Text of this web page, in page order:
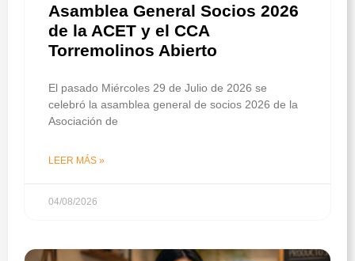
Asamblea General Socios 2026
de la ACET y el CCA
Torremolinos Abierto
El pasado Miércoles 29 de Julio de 2026 se
celebró la asamblea general de socios 2026 de la
Asociación de
LEER MÁS »
04/08/2026